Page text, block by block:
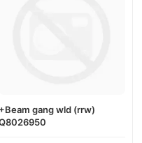
+Beam gang wld (rrw)